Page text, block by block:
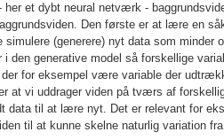
her et dybt neural netværk -
Den første er at lære en
(generere) nyt data som
i den generative model så forskellige
for eksempel være variable der
at vi uddrager viden på tværs af
data til at lære nyt. Det er relevant for
til at kunne skelne naturlig variation